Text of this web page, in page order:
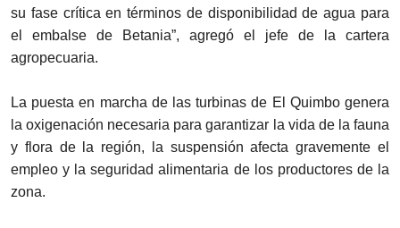
su fase crítica en términos de disponibilidad de agua para
el embalse de Betania”, agregó el jefe de la cartera
agropecuaria.
La puesta en marcha de las turbinas de El Quimbo genera
la oxigenación necesaria para garantizar la vida de la fauna
y flora de la región, la suspensión afecta gravemente el
empleo y la seguridad alimentaria de los productores de la
zona.